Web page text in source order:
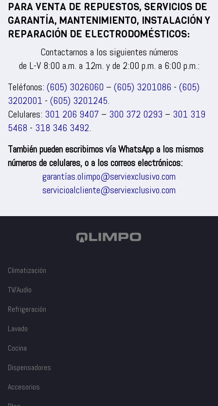
PARA VENTA DE REPUESTOS, SERVICIOS DE
GARANTÍA, MANTENIMIENTO, INSTALACIÓN Y
REPARACIÓN DE ELECTRODOMÉSTICOS:
Contactarnos a los siguientes números
de L-V 8:00 a.m. a 12m. y de 2:00 p.m. a 6:00 p.m.:
Teléfonos: (605) 3026060 – (605) 3201086 - (605)
3202001 - (605) 3201245.
Celulares: 301 206 9407 – 300 372 0293 – 301 319
5468 - 318 346 3492.
También pueden escribirnos vía WhatsApp a los mismos
números de celulares, o a los correos electrónicos:
garantías.olimpo@serviexclusivo.com
servicioalcliente@serviexclusivo.com
Climatización
TV/Audio
Refrigeración
Lavado
Cocina
Dispensadores
Accesorios